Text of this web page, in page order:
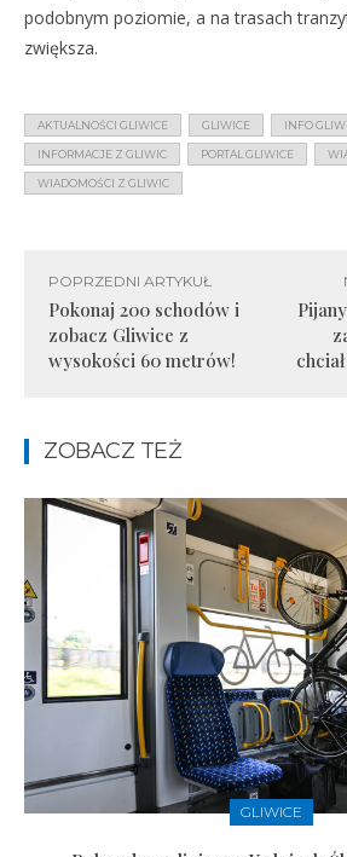
podobnym poziomie, a na trasach
zwiększa.
AKTUALNOŚCI GLIWICE GLIWICE INFO
INFORMACJE Z GLIWIC PORTAL GLIWICE
WIADOMOŚCI Z GLIWIC
POPRZEDNI ARTYKUŁ
Pokonaj 200 schodów i
zobacz Gliwice z
wysokości 60 metrów!
ZOBACZ TEŻ
GLIWICE